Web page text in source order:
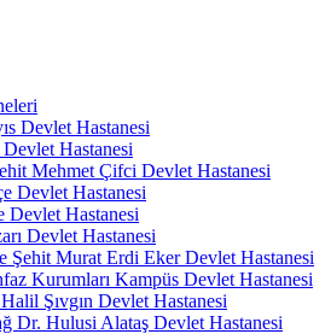
Devlet Hastanesi
Hastanesi
Mehmet Çifci Devlet Hastanesi
Devlet Hastanesi
Devlet Hastanesi
Devlet Hastanesi
Şehit Murat Erdi Eker Devlet Hastanesi
Kurumları Kampüs Devlet Hastanesi
Şıvgın Devlet Hastanesi
Dr. Hulusi Alataş Devlet Hastanesi